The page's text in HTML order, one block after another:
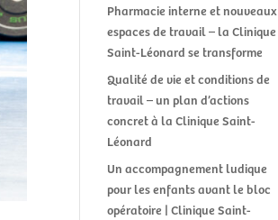
Pharmacie interne et nouveaux
espaces de travail – la Clinique
Saint-Léonard se transforme
Qualité de vie et conditions de
travail – un plan d’actions
concret à la Clinique Saint-
Léonard
Un accompagnement ludique
pour les enfants avant le bloc
opératoire | Clinique Saint-